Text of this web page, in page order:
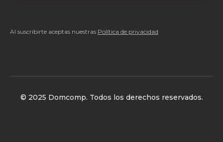
Al suscribirte aceptas nuestras Política de privacidad
© 2025 Domcomp. Todos los derechos reservados.